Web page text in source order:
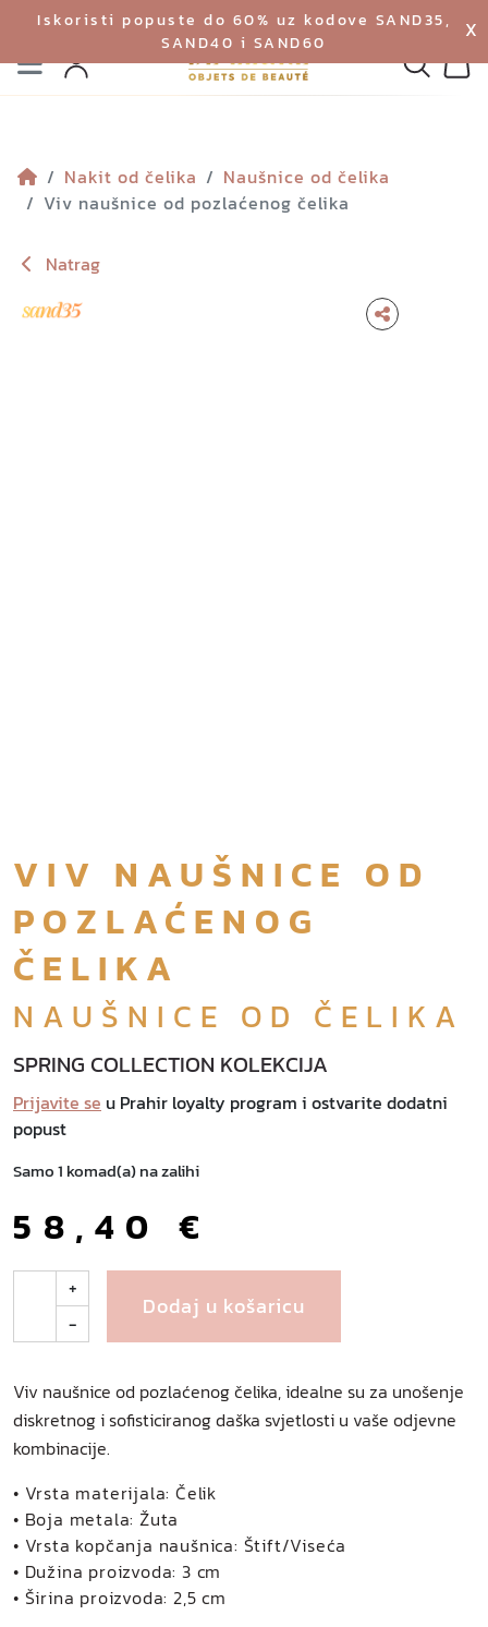
Iskoristi popuste do 60% uz kodove SAND35,
SAND40 i SAND60
X
Izbornik
Profil
Nakit od čelika
Naušnice od čelika
Viv naušnice od pozlaćenog čelika
Natrag
VIV NAUŠNICE OD
POZLAĆENOG
ČELIKA
NAUŠNICE OD ČELIKA
SPRING COLLECTION KOLEKCIJA
Prijavite se u Prahir loyalty program i ostvarite dodatni
popust
Samo 1 komad(a) na zalihi
58,40€
v
a
u
š
i
c
e
o
d
+
-
Dodaj u košaricu
Viv naušnice od pozlaćenog čelika, idealne su za unošenje
diskretnog i sofisticiranog daška svjetlosti u vaše odjevne
kombinacije.
• Vrsta materijala: Čelik
• Boja metala: Žuta
• Vrsta kopčanja naušnica: Štift/Viseća
• Dužina proizvoda: 3 cm
• Širina proizvoda: 2,5 cm